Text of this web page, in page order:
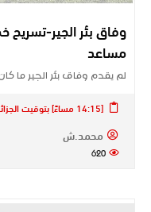
وفاق بئر الجير-
مساعد
لم يقدم وفاق بئر الجير ما
[14:15 مساءً] بتوقيت الجزائر - الأربعاء 01 نوفمبر 2023
محمد.ش
620